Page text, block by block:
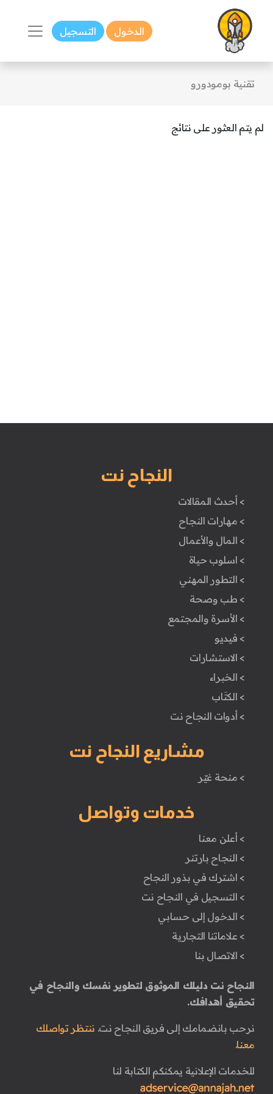
الدخول التسجيل
تقنية بومودورو
لم يتم العثور على نتائج
النجاح نت
> أحدث المقالات
> مهارات النجاح
> المال والأعمال
> اسلوب حياة
> التطور المهني
> طب وصحة
> الأسرة والمجتمع
> فيديو
> الاستشارات
> الخبراء
> الكتَاب
> أدوات النجاح نت
مشاريع النجاح نت
> منحة غيّر
خدمات وتواصل
> أعلن معنا
> النجاح بارتنر
> اشترك في بذور النجاح
> التسجيل في النجاح نت
> الدخول إلى حسابي
> علاماتنا التجارية
> الاتصال بنا
النجاح نت دليلك الموثوق لتطوير نفسك والنجاح في
تحقيق أهدافك.
نرحب بانضمامك إلى فريق النجاح نت. ننتظر تواصلك
معنا.
للخدمات الإعلانية يمكنكم الكتابة لنا